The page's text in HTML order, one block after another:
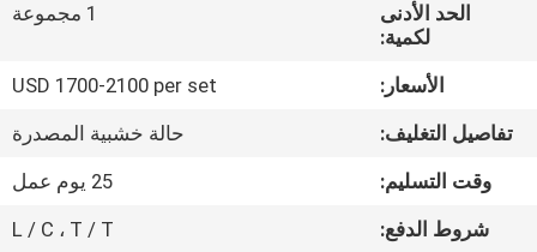
جولة
المعمل
مراقبة
الجودة
الحد الأدنى
لكمية:
1 مجموعة
الأسعار:
USD 1700-2100 per set
تفاصيل التغليف:
حالة خشبية المصدرة
وقت التسليم:
25 يوم عمل
شروط الدفع:
L / C ، T / T